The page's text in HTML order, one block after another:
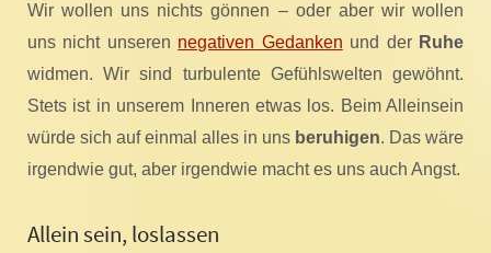
Wir wollen uns nichts gönnen – oder aber wir wollen
uns nicht unseren negativen Gedanken und der Ruhe
widmen. Wir sind turbulente Gefühlswelten gewöhnt.
Stets ist in unserem Inneren etwas los. Beim Alleinsein
würde sich auf einmal alles in uns beruhigen. Das wäre
irgendwie gut, aber irgendwie macht es uns auch Angst.
Allein sein, loslassen